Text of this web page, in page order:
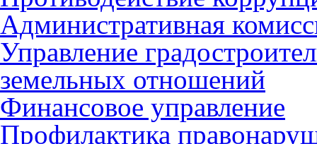
Административная
Управление
земельных отношений
Финансовое управление
Профилактика